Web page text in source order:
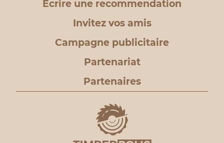
Ecrire une recommendation
Invitez vos amis
Campagne publicitaire
Partenariat
Partenaires